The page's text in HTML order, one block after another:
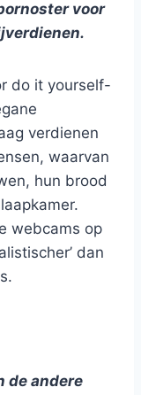
voor
do it yourself-
verdienen
waarvan
hun brood
webcams op
dan
de andere